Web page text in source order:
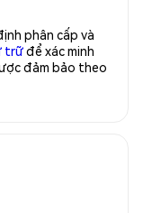
phân cấp và
trữđể xác minh
đảm bảo theo